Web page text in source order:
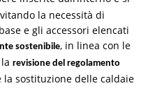
la necessità di
e gli accessori elencati
sostenibile, in linea con le
revisione del regolamento
la sostituzione delle caldaie